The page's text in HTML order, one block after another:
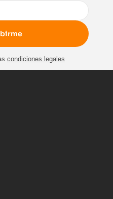
condiciones legales